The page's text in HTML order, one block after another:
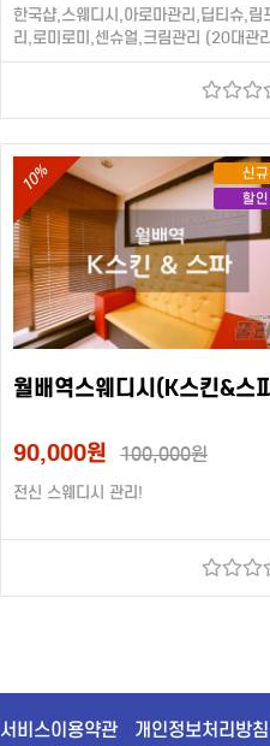
한국샵,스웨디시,아로마관리,딥티슈,림
리,로미로미,센슈얼,크림관리 (20대관
신규
할인
10%
월배역스웨디시(K스킨&스
90,000원 100,000원
전신 스웨디시 관리!
서비스이용약관 개인정보처리방침